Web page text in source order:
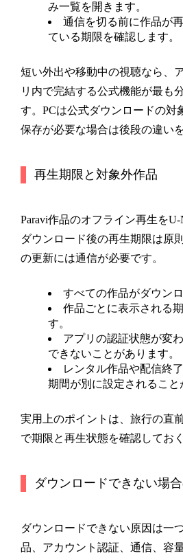
み一覧を開きます。
通信を切る前に作品が
ている期限を確認します。
短い外出や移動中の視聴なら、
リ内で完結する公式機能が最も
す。PCは公式ダウンロードの対
保存が必要な場合は後段の違い
再生期限と対象外作品
Paravi作品のオフライン再生を
ダウンロード後の再生期限は原
の更新には通信が必要です。
すべての作品がダウン
作品ごとに表示される
す。
アプリの認証状態が変
できないことがあります。
レンタル作品や配信終
期間が別に設定されること
実用上のポイントは、旅行の直
で期限と再生状態を確認してお
ダウンロードできない場
ダウンロードできない原因は一
品、アカウント認証、通信、容